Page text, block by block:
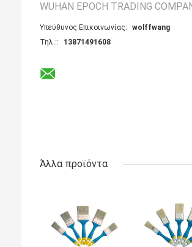
WUHAN EPOCH TRADING
Υπεύθυνος Επικοινωνίας:
wolffwang
Τηλ.::
13871491608
Άλλα προϊόντα